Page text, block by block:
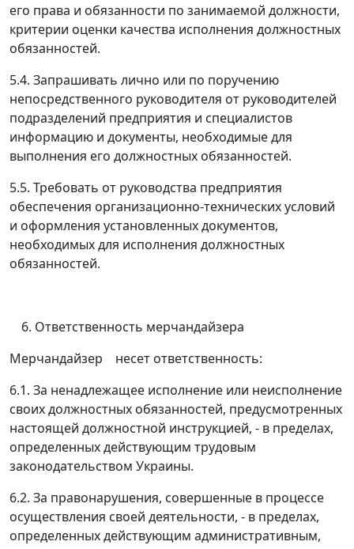
его права и обязанности по занимаемой должности,
критерии оценки качества исполнения должностных
обязанностей.
5.4. Запрашивать лично или по поручению
непосредственного руководителя от руководителей
подразделений предприятия и специалистов
информацию и документы, необходимые для
выполнения его должностных обязанностей.
5.5. Требовать от руководства предприятия
обеспечения организационно-технических условий
и оформления установленных документов,
необходимых для исполнения должностных
обязанностей.
Ответственность мерчандайзера
Мерчандайзер
несет ответственность:
6.1. За ненадлежащее исполнение или неисполнение
своих должностных обязанностей, предусмотренных
настоящей должностной инструкцией, - в пределах,
определенных действующим трудовым
законодательством Украины.
6.2. За правонарушения, совершенные в процессе
осуществления своей деятельности, - в пределах,
определенных действующим административным,